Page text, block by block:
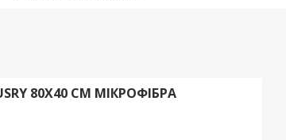
80X40 СМ МІКРОФІБРА